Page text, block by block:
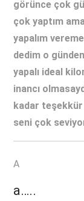
görünce çok
çok yaptım
yapalım
dedim o
yapalı ideal
inancı
kadar teşekkür
seni çok
A
a…..